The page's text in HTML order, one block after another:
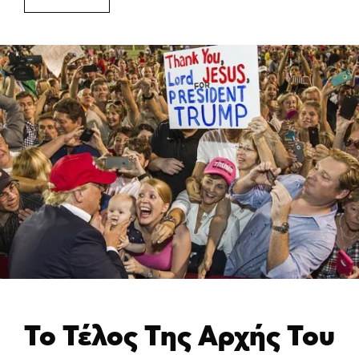
Το Τέλος Της Αρχής Του